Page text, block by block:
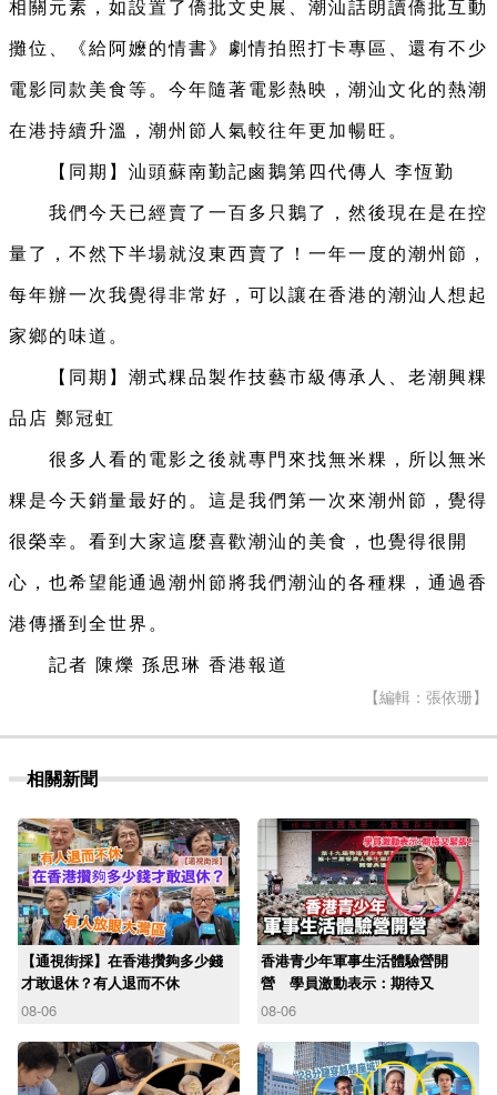
相關元素，如設置了僑批文史展、潮汕話朗讀僑批互動
攤位、《給阿嬤的情書》劇情拍照打卡專區、還有不少
電影同款美食等。今年隨著電影熱映，潮汕文化的熱潮
在港持續升溫，潮州節人氣較往年更加暢旺。
【同期】汕頭蘇南勤記鹵鵝第四代傳人 李恆勤
我們今天已經賣了一百多只鵝了，然後現在是在控
量了，不然下半場就沒東西賣了！一年一度的潮州節，
每年辦一次我覺得非常好，可以讓在香港的潮汕人想起
家鄉的味道。
【同期】潮式粿品製作技藝市級傳承人、老潮興粿
品店 鄭冠虹
很多人看的電影之後就專門來找無米粿，所以無米
粿是今天銷量最好的。這是我們第一次來潮州節，覺得
很榮幸。看到大家這麼喜歡潮汕的美食，也覺得很開
心，也希望能通過潮州節將我們潮汕的各種粿，通過香
港傳播到全世界。
記者 陳爍 孫思琳 香港報道
【編輯：張依珊】
相關新聞
【通視街採】在香港攢夠多少錢
才敢退休？有人退而不休
08-06
香港青少年軍事生活體驗營開
營 學員激動表示：期待又
08-06